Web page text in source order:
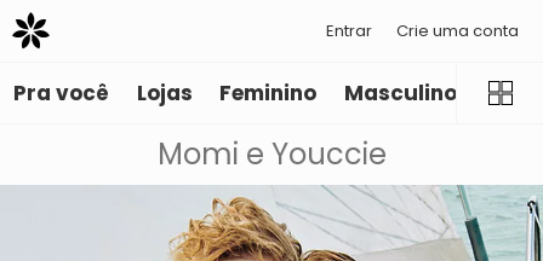
Entrar Crie uma conta
Pra você Lojas Feminino Masculino
Momi e Youccie